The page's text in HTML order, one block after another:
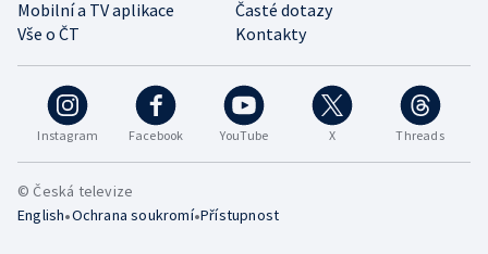
Instagram Facebook YouTube X Threads
Mobilní a TV aplikace
Časté dotazy
Vše o ČT
Kontakty
© Česká televize
English•Ochrana soukromí•Přístupnost